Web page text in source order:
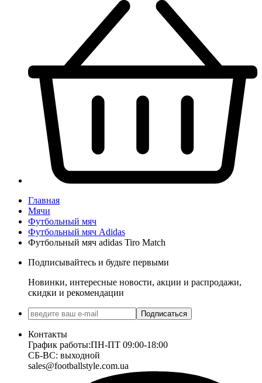
Главная
Мячи
Футбольный мяч
Футбольный мяч Adidas
Футбольный мяч adidas Tiro Match
Подписывайтесь и будьте первыми
Новинки, интересные новости, акции и распродажи,
скидки и рекомендации
Подписаться
Контакты
График работы:ПН-ПТ 09:00-18:00
СБ-ВС: выходной
sales@footballstyle.com.ua